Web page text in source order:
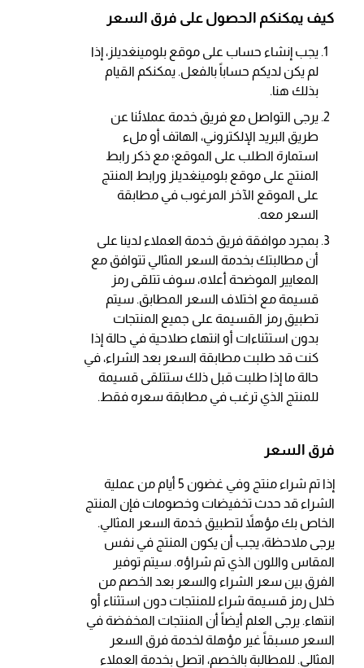
كيف يمكنكم الحصول على فرق السعر
يجب إنشاء حساب على موقع بلومينغديلز، إذا
لم يكن لديكم حساباً بالفعل. يمكنكم القيام
بذلك هنا.
يرجى التواصل مع فريق خدمة عملائنا عن
طريق البريد الإلكتروني، الهاتف أو ملء
استمارة الطلب على الموقع؛ مع ذكر رابط
المنتج على موقع بلومينغديلز ورابط المنتج
على الموقع الآخر المرغوب في مطابقة
السعر معه.
بمجرد موافقة فريق خدمة العملاء لدينا على
أن مطالبتك بخدمة السعر المثالي تتوافق مع
المعايير الموضحة أعلاه، سوف تتلقى رمز
قسيمة مع اختلاف السعر المطابق. سيتم
تطبيق رمز القسيمة على جميع المنتجات
بدون استثناءات أو انتهاء صلاحية في حالة إذا
كنت قد طلبت مطابقة السعر بعد الشراء، في
حالة ما إذا طلبت قبل ذلك ستتلقى قسيمة
للمنتج الذي ترغب في مطابقة سعره فقط.
فرق السعر
إذا تم شراء منتج وفي غضون 5 أيام من عملية
الشراء قد حدث تخفيضات وخصومات فإن المنتج
الخاص بك مؤهلاً لتطبيق خدمة السعر المثالي.
يرجى ملاحظة، يجب أن يكون المنتج في نفس
المقاس واللون الذي تم شراؤه. سيتم توفير
الفرق بين سعر الشراء والسعر بعد الخصم من
خلال رمز قسيمة شراء للمنتجات دون استثناء أو
انتهاء. يرجى العلم أيضاً أن المنتجات المخفضة في
السعر مسبقاً غير مؤهلة لخدمة فرق السعر
المثالي. للمطالبة بالخصم، اتصل بخدمة العملاء